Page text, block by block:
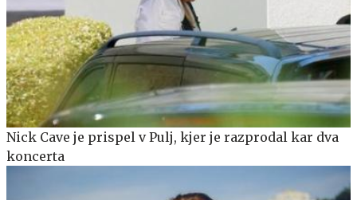
Nick Cave je prispel v Pulj, kjer je razprodal kar dva
koncerta